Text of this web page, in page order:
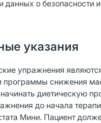
данных о безопасности и
указания
упражнения
снижения
диетическую
до начала
Мини. Пациент